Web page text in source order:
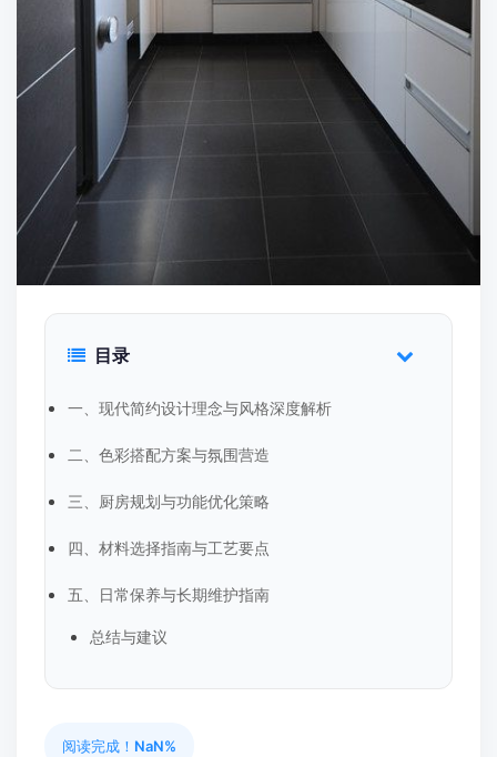
目录
一、现代简约设计理念与风格深度解析
二、色彩搭配方案与氛围营造
三、厨房规划与功能优化策略
四、材料选择指南与工艺要点
五、日常保养与长期维护指南
总结与建议
阅读完成！ NaN%